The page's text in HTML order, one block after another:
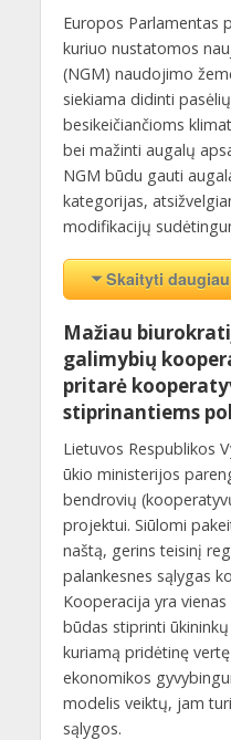
Europos Parlamentas
kuriuo nustatomos
(NGM) naudojimo
siekiama didinti
besikeičiančioms
bei mažinti augalų
NGM būdu gauti
kategorijas,
modifikacijų
Skaityti daugiau
Mažiau
galimybių
pritarė
stiprinantiems
Lietuvos Respublikos
ūkio ministerijos
bendrovių
projektui. Siūlomi
naštą, gerins teisinį
palankesnes sąlygas
Kooperacija yra
būdas stiprinti
kuriamą pridėtinę
ekonomikos
modelis veiktų, jam
sąlygos.